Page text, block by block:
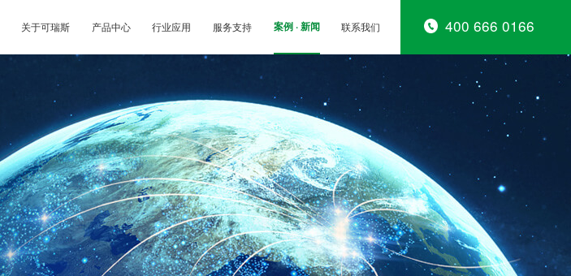
400 666 0166
关于可瑞斯 产品中心 行业应用 服务支持 案例 · 新闻 联系我们